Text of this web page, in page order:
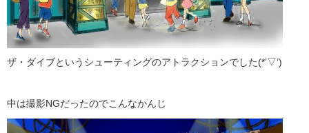
ザ・ダイブというシューティングのアトラクションでした(*’▽’)
中は撮影NGだったのでこんなかんじ